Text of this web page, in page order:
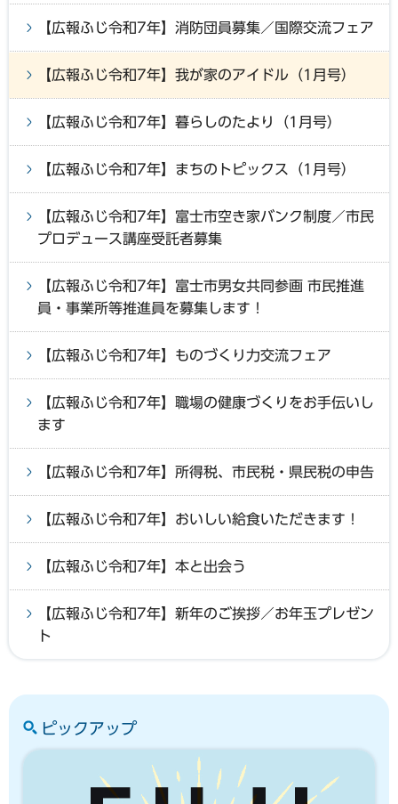
【広報ふじ令和7年】消防団員募集／国際交流フェア
【広報ふじ令和7年】我が家のアイドル（1月号）
【広報ふじ令和7年】暮らしのたより（1月号）
【広報ふじ令和7年】まちのトピックス（1月号）
【広報ふじ令和7年】富士市空き家バンク制度／市民
プロデュース講座受託者募集
【広報ふじ令和7年】富士市男女共同参画 市民推進
員・事業所等推進員を募集します！
【広報ふじ令和7年】ものづくり力交流フェア
【広報ふじ令和7年】職場の健康づくりをお手伝いし
ます
【広報ふじ令和7年】所得税、市民税・県民税の申告
【広報ふじ令和7年】おいしい給食いただきます！
【広報ふじ令和7年】本と出会う
【広報ふじ令和7年】新年のご挨拶／お年玉プレゼン
ト
ピックアップ